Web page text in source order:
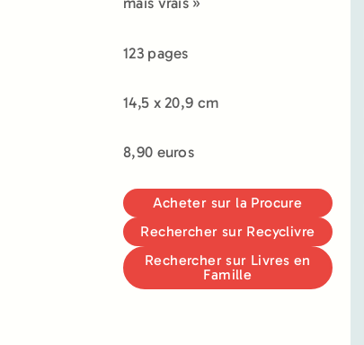
123 pages
14,5 x 20,9 cm
8,90 euros
Acheter sur la Procure
Rechercher sur Recyclivre
Rechercher sur Livres en
Famille